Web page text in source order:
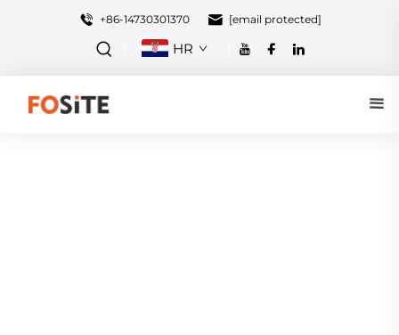
+86-14730301370 [email protected]
HR